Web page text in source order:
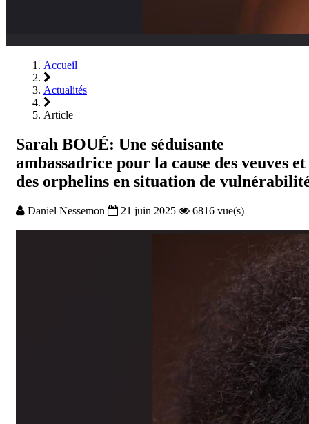
Accueil
Actualités
Article
Sarah BOUÉ: Une séduisante
ambassadrice pour la cause des veuves et
des orphelins en situation de
Daniel Nessemon 21 juin 2025 6816 vue(s)